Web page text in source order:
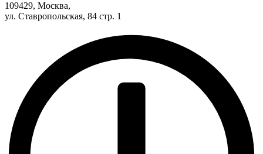
109429, Москва,
ул. Ставропольская, 84 стр. 1